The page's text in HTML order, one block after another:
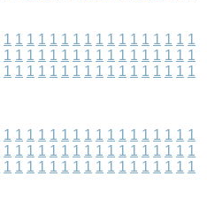
1 1 1 1 1 1 1 1 1 1 1 1 1 1 1 1 1
1 1 1 1 1 1 1 1 1 1 1 1 1 1 1 1 1
1 1 1 1 1 1 1 1 1 1 1 1 1 1 1 1 1
1 1 1 1 1 1 1 1 1 1 1 1 1 1 1 1 1
1 1 1 1 1 1 1 1 1 1 1 1 1 1 1 1 1
1 1 1 1 1 1 1 1 1 1 1 1 1 1 1 1 1